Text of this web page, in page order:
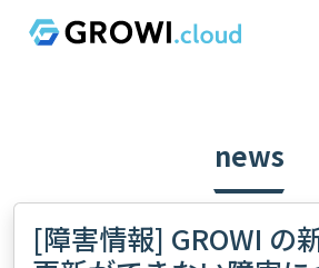
news
[障害情報] GROWI の